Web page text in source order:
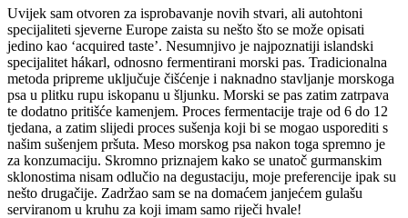
Uvijek sam otvoren za isprobavanje novih stvari, ali autohtoni
specijaliteti sjeverne Europe zaista su nešto što se može opisati
jedino kao ‘acquired taste’. Nesumnjivo je najpoznatiji islandski
specijalitet hákarl, odnosno fermentirani morski pas. Tradicionalna
metoda pripreme uključuje čišćenje i naknadno stavljanje morskoga
psa u plitku rupu iskopanu u šljunku. Morski se pas zatim zatrpava
te dodatno pritišće kamenjem. Proces fermentacije traje od 6 do 12
tjedana, a zatim slijedi proces sušenja koji bi se mogao usporediti s
našim sušenjem pršuta. Meso morskog psa nakon toga spremno je
za konzumaciju. Skromno priznajem kako se unatoč gurmanskim
sklonostima nisam odlučio na degustaciju, moje preferencije ipak su
nešto drugačije. Zadržao sam se na domaćem janjećem gulašu
serviranom u kruhu za koji imam samo riječi hvale!